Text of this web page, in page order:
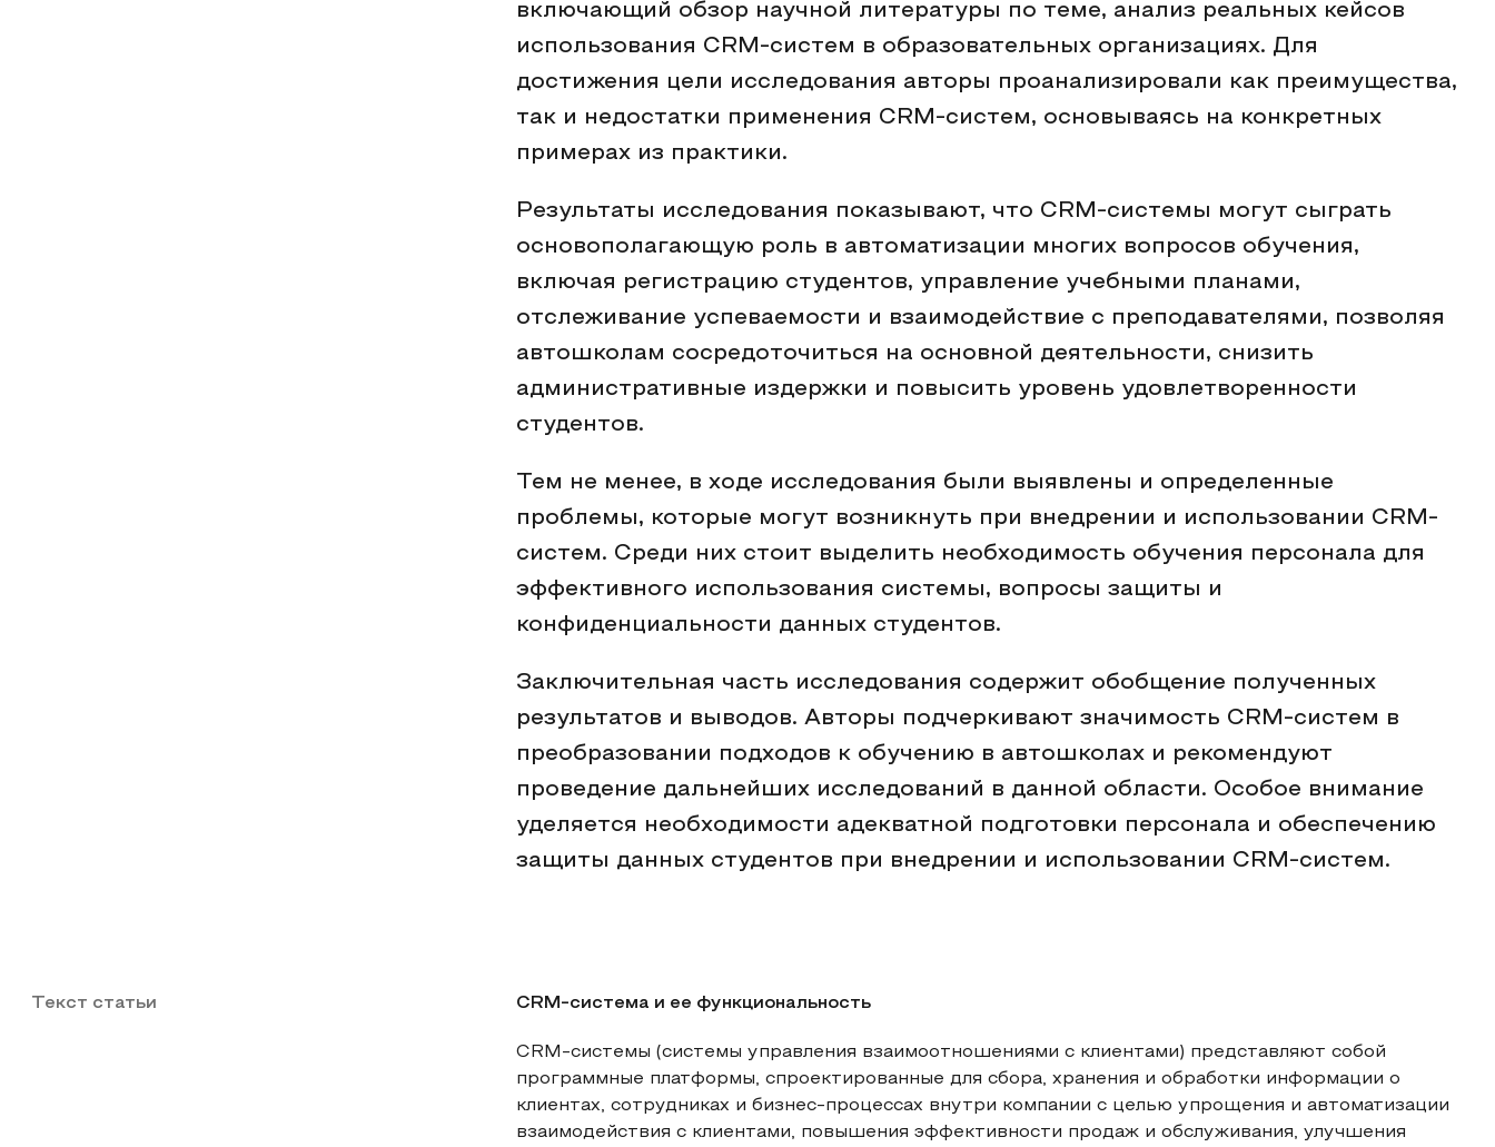
включающий обзор научной литературы по теме, анализ реальных кейсов
использования CRM-систем в образовательных организациях. Для
достижения цели исследования авторы проанализировали как преимущества,
так и недостатки применения CRM-систем, основываясь на конкретных
примерах из практики.
Результаты исследования показывают, что CRM-системы могут сыграть
основополагающую роль в автоматизации многих вопросов обучения,
включая регистрацию студентов, управление учебными планами,
отслеживание успеваемости и взаимодействие с преподавателями, позволяя
автошколам сосредоточиться на основной деятельности, снизить
административные издержки и повысить уровень удовлетворенности
студентов.
Тем не менее, в ходе исследования были выявлены и определенные
проблемы, которые могут возникнуть при внедрении и использовании CRM-
систем. Среди них стоит выделить необходимость обучения персонала для
эффективного использования системы, вопросы защиты и
конфиденциальности данных студентов.
Заключительная часть исследования содержит обобщение полученных
результатов и выводов. Авторы подчеркивают значимость CRM-систем в
преобразовании подходов к обучению в автошколах и рекомендуют
проведение дальнейших исследований в данной области. Особое внимание
уделяется необходимости адекватной подготовки персонала и обеспечению
защиты данных студентов при внедрении и использовании CRM-систем.
Текст статьи CRM-система и ее функциональность
CRM-системы (системы управления взаимоотношениями с клиентами) представляют собой
программные платформы, спроектированные для сбора, хранения и обработки информации о
клиентах, сотрудниках и бизнес-процессах внутри компании с целью упрощения и автоматизации
взаимодействия с клиентами, повышения эффективности продаж и обслуживания, улучшения